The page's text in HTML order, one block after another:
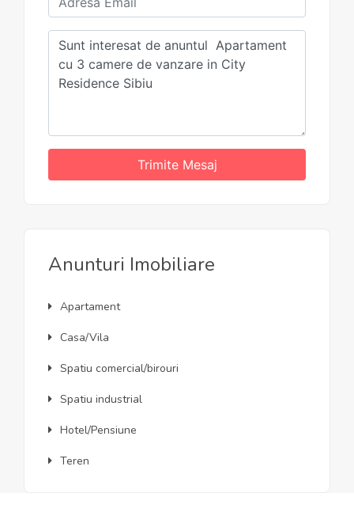
Trimite Mesaj
Anunturi Imobiliare
Apartament
Casa/Vila
Spatiu comercial/birouri
Spatiu industrial
Hotel/Pensiune
Teren